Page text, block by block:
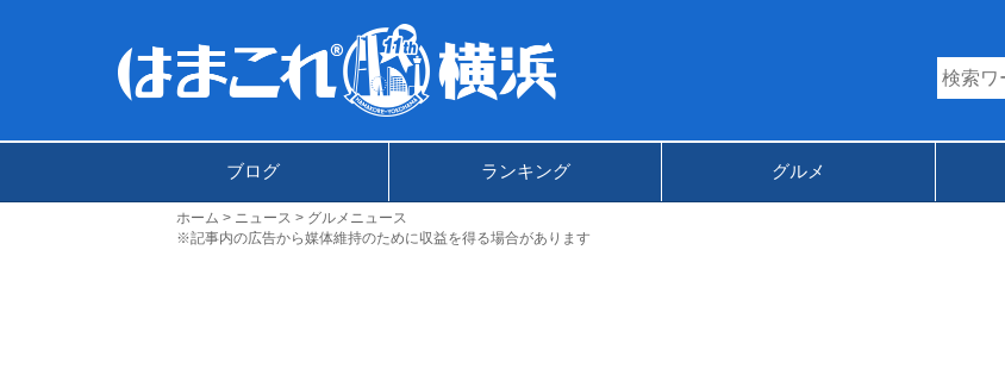
ブログ ランキング グルメ
ホーム ニュース
グルメニュース
※記事内の広告から媒体維持のために収益を得る場合があります